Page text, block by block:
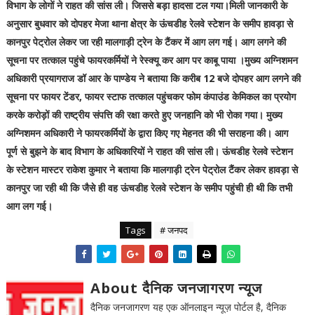
विभाग के लोगों ने राहत की सांस ली। जिससे बड़ा हादसा टल गया।मिली जानकारी के
अनुसार बुधवार को दोपहर मेजा थाना क्षेत्र के ऊंचडीह रेलवे स्टेशन के समीप हावड़ा से
कानपुर पेट्रोल लेकर जा रही मालगाड़ी ट्रेन के टैंकर में आग लग गई। आग लगने की
सूचना पर तत्काल पहुंचे फायरकर्मियों ने रेस्क्यू कर आग पर काबू पाया ।मुख्य अग्निशमन
अधिकारी प्रयागराज डॉ आर के पाण्डेय ने बताया कि करीब 12 बजे दोपहर आग लगने की
सूचना पर फायर टेंडर, फायर स्टाफ तत्काल पहुंचकर फोम कंपाउंड केमिकल का प्रयोग
करके करोड़ों की राष्ट्रीय संपत्ति की रक्षा करते हुए जनहानि को भी रोका गया। मुख्य
अग्निशमन अधिकारी ने फायरकर्मियों के द्वारा किए गए मेहनत की भी सराहना की। आग
पूर्ण से बुझने के बाद विभाग के अधिकारियों ने राहत की सांस ली। ऊंचडीह रेलवे स्टेशन
के स्टेशन मास्टर राकेश कुमार ने बताया कि मालगाड़ी ट्रेन पेट्रोल टैंकर लेकर हावड़ा से
कानपुर जा रही थी कि जैसे ही वह ऊंचडीह रेलवे स्टेशन के समीप पहुंची ही थी कि तभी
आग लग गई।
Tags # जनपद
About दैनिक जनजागरण न्यूज
दैनिक जनजागरण यह एक ऑनलाइन न्यूज़ पोर्टल है, दैनिक